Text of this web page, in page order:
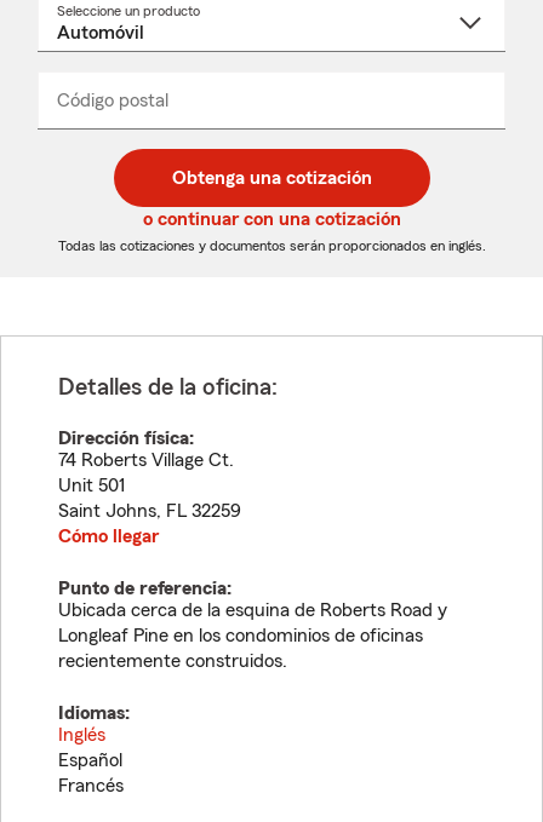
Seleccione un producto
desplegable
Código postal
de
5
dígitos
de
5
dígitos
_____
Obtenga una cotización
o continuar con una cotización
Todas las cotizaciones y documentos serán proporcionados en inglés.
Detalles de la oficina:
Dirección física:
74 Roberts Village Ct.
Unit 501
Saint Johns, FL 32259
Cómo llegar
Punto de referencia:
Ubicada cerca de la esquina de Roberts Road y
Longleaf Pine en los condominios de oficinas
recientemente construidos.
Idiomas:
Inglés
Español
Francés